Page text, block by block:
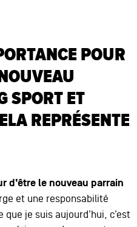
POUR
SPORT ET
REPRÉSENTE
d’être le nouveau parrain
et une responsabilité
je suis aujourd’hui, c’est